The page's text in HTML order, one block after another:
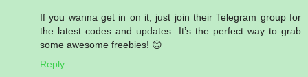
If you wanna get in on it, just join their Telegram group for
the latest codes and updates. It’s the perfect way to grab
some awesome freebies! 😊
Reply